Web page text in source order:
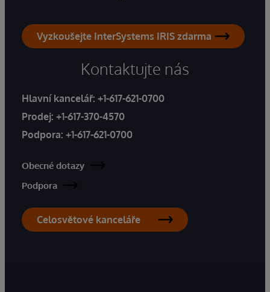
Vyzkoušejte InterSystems IRIS zdarma
Kontaktujte nás
Hlavní kancelář: +1-617-621-0700
Prodej: +1-617-370-4570
Podpora: +1-617-621-0700
Obecné dotazy
Podpora
Celosvětové kanceláře